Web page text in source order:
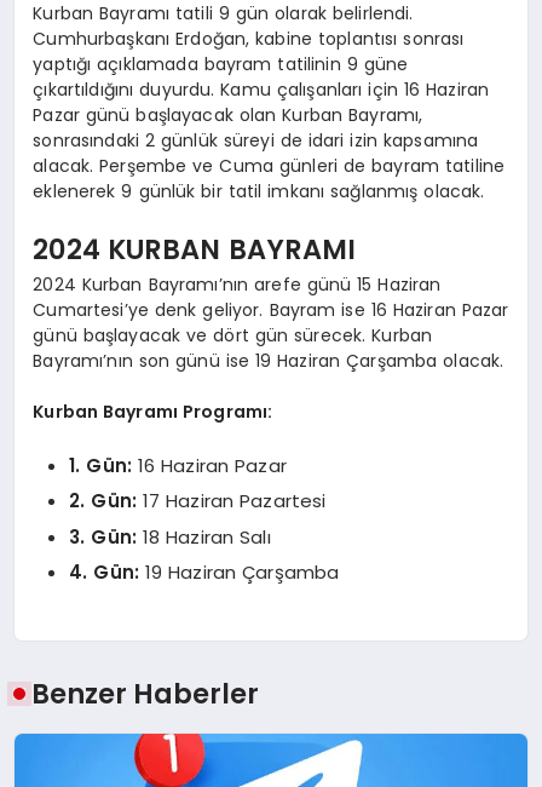
Kurban Bayramı tatili 9 gün olarak belirlendi.
Cumhurbaşkanı Erdoğan, kabine toplantısı sonrası
yaptığı açıklamada bayram tatilinin 9 güne
çıkartıldığını duyurdu. Kamu çalışanları için 16 Haziran
Pazar günü başlayacak olan Kurban Bayramı,
sonrasındaki 2 günlük süreyi de idari izin kapsamına
alacak. Perşembe ve Cuma günleri de bayram tatiline
eklenerek 9 günlük bir tatil imkanı sağlanmış olacak.
2024 KURBAN BAYRAMI
2024 Kurban Bayramı’nın arefe günü 15 Haziran
Cumartesi’ye denk geliyor. Bayram ise 16 Haziran Pazar
günü başlayacak ve dört gün sürecek. Kurban
Bayramı’nın son günü ise 19 Haziran Çarşamba olacak.
Kurban Bayramı Programı:
1. Gün: 16 Haziran Pazar
2. Gün: 17 Haziran Pazartesi
3. Gün: 18 Haziran Salı
4. Gün: 19 Haziran Çarşamba
Benzer Haberler